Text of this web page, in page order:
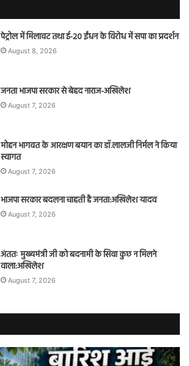
पेट्रोल में मिलावट तथा ई-20 ईंधन के विरोध में सपा का प्रदर्शन
August 8, 2026
जनता भाजपा सरकार से बेहद नाराज-अखिलेश
August 7, 2026
मोहन भागवत के आरक्षण बयान का डॉ.लालजी निर्मल ने किया
स्वागत
August 7, 2026
भाजपा सरकार बदलना चाहती है जनता:अखिलेश यादव
August 7, 2026
अंततः मुख्यमंत्री जी को बदनामी के सिवा कुछ न मिलने
वाला:अखिलेश
August 7, 2026